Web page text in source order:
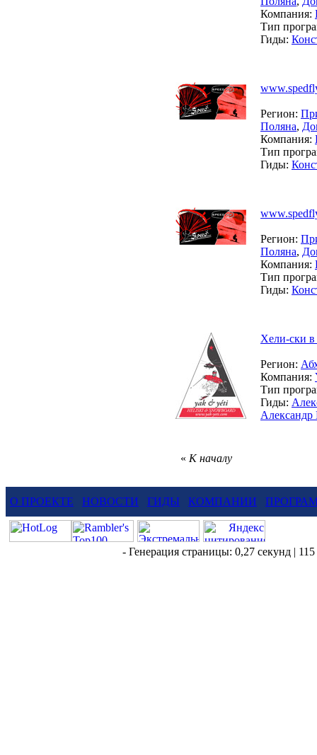
Компания:
Тип
Гиды:
Регион:
Поляна,
Компания:
Тип
Гиды:
Регион:
Поляна,
Компания:
Тип
Гиды:
Хели-ски
Регион:
Компания:
Тип
Гиды:
« К началу
О ПРОЕКТЕ НОВОСТИ ГИДЫ КОМПАНИИ
- Генерация страницы: 0,27 секунд |